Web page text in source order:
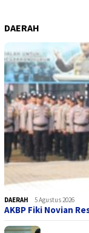
DAERAH
DAERAH 5 Agustus 2026
AKBP Fiki Novian